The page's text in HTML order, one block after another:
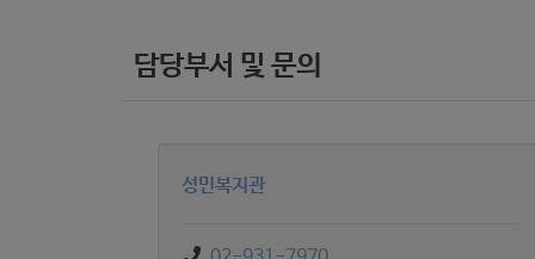
담당부서 및 문의
성민복지관